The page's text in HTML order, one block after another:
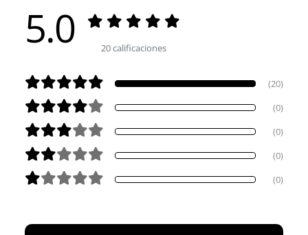
5.0 20 calificaciones
(20)
(0)
(0)
(0)
(0)